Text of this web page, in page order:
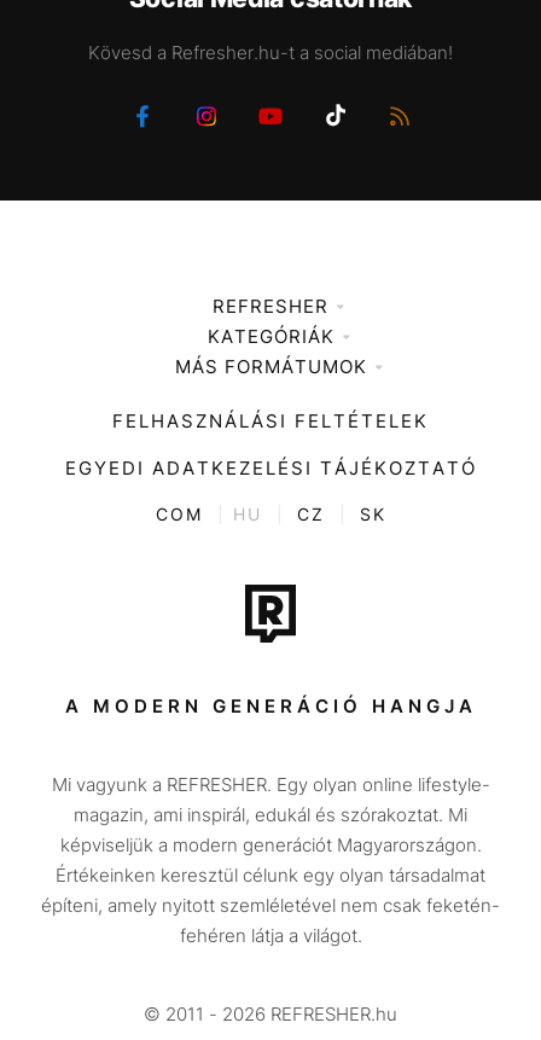
Kövesd a Refresher.hu-t a social mediában!
REFRESHER
Médiaajánlat
KATEGÓRIÁK
Zene
Divat
Kultúra
ENTR
Tech-Tudomány
Sport
Társadalom
Utazás
Életmód
Design
Beszélgetések
Videó
MÁS FORMÁTUMOK
FELHASZNÁLÁSI FELTÉTELEK
EGYEDI ADATKEZELÉSI TÁJÉKOZTATÓ
COM HU CZ SK
A MODERN GENERÁCIÓ HANGJA
Mi vagyunk a REFRESHER. Egy olyan online lifestyle-
magazin, ami inspirál, edukál és szórakoztat. Mi
képviseljük a modern generációt Magyarországon.
Értékeinken keresztül célunk egy olyan társadalmat
építeni, amely nyitott szemléletével nem csak feketén-
fehéren látja a világot.
© 2011 - 2026 REFRESHER.hu